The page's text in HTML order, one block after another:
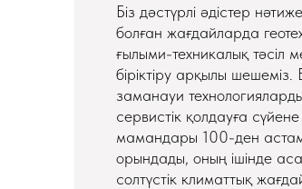
Біз дәстүрлі әдістер
болған жағдайларда
ғылыми-техникалық тәсіл
біріктіру арқылы шешеміз.
заманауи
сервистік қолдауға
мамандары 100-ден астам
орындады, оның ішінде
солтүстік климаттық